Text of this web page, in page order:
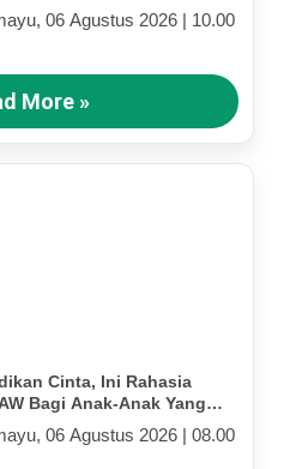
06 Agustus 2026 | 10.00
More »
Cinta, Ini Rahasia
Bagi Anak-Anak Yang
06 Agustus 2026 | 08.00